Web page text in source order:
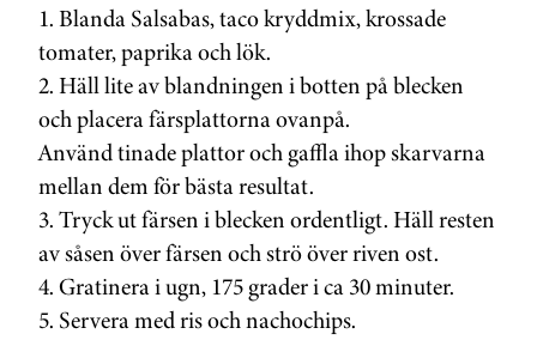
1. Blanda Salsabas, taco kryddmix, krossade
tomater, paprika och lök.
2. Häll lite av blandningen i botten på blecken
och placera färsplattorna ovanpå.
Använd tinade plattor och gaffla ihop skarvarna
mellan dem för bästa resultat.
3. Tryck ut färsen i blecken ordentligt. Häll resten
av såsen över färsen och strö över riven ost.
4. Gratinera i ugn, 175 grader i ca 30 minuter.
5. Servera med ris och nachochips.